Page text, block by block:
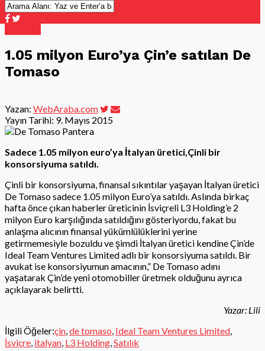
1.05 milyon Euro’ya Çin’e satılan De
Tomaso
Yazan: WebAraba.com
Yayın Tarihi: 9. Mayıs 2015
Sadece 1.05 milyon euro’ya İtalyan üretici,Çinli bir
konsorsiyuma satıldı.
Çinli bir konsorsiyuma, finansal sıkıntılar yaşayan İtalyan üretici
De Tomaso sadece 1.05 milyon Euro’ya satıldı. Aslında birkaç
hafta önce çıkan haberler üreticinin İsviçreli L3 Holding’e 2
milyon Euro karşılığında satıldığını gösteriyordu, fakat bu
anlaşma alıcının finansal yükümlülüklerini yerine
getirmemesiyle bozuldu ve şimdi İtalyan üretici kendine Çin’de
Ideal Team Ventures Limited adlı bir konsorsiyuma satıldı. Bir
avukat ise konsorsiyumun amacının,” De Tomaso adını
yaşatarak Çin’de yeni otomobiller üretmek olduğunu ayrıca
açıklayarak belirtti.
Yazar: Lili
İlgili Öğeler:çin de tomaso Ideal Team Ventures Limited
İsviçre italyan L3 Holding Satılık